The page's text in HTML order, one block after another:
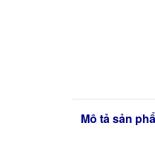
Mô tả sản